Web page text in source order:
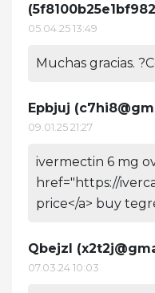
(
05.04.25 13:49
Muchas gracias.
Epbjuj (
09.01.25 21:27
ivermectin 6 mg
href="https://
price</a> buy
Qbejzl (
07.03.24 10:03